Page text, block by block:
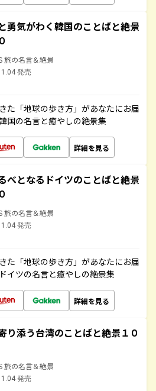
勇気がわく韓国のことばと絶景
旅の名言＆絶景
発売
た「地球の歩き方」があなたにお届
国の名言と癒やしの絶景集
詳細を見る
べとなるドイツのことばと絶景
旅の名言＆絶景
発売
た「地球の歩き方」があなたにお届
イツの名言と癒やしの絶景集
詳細を見る
り添う台湾のことばと絶景１０
旅の名言＆絶景
発売